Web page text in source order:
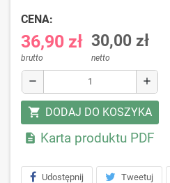
CENA:
36,90 zł
brutto
30,00 zł
netto
remove add
shopping_cart DODAJ DO KOSZYKA
 Karta produktu PDF
Udostępnij Tweetuj